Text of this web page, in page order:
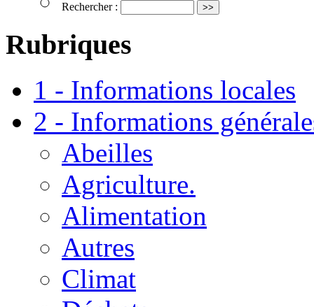
Rechercher :
Rubriques
1 - Informations locales
2 - Informations
Abeilles
Agriculture.
Alimentation
Autres
Climat